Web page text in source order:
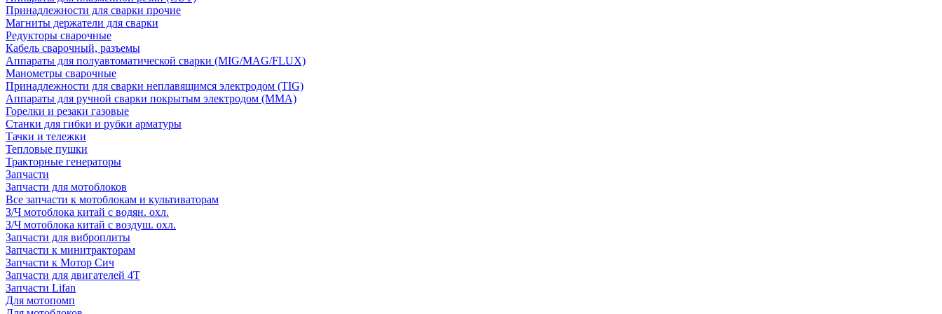
Принадлежности для сварки прочие
Магниты держатели для сварки
Редукторы сварочные
Кабель сварочный, разъемы
Аппараты для полуавтоматической сварки (MIG/MAG/FLUX)
Манометры сварочные
Принадлежности для сварки неплавящимся электродом (TIG)
Аппараты для ручной сварки покрытым электродом (MMA)
Горелки и резаки газовые
Станки для гибки и рубки арматуры
Тачки и тележки
Тепловые пушки
Тракторные генераторы
Запчасти
Запчасти для мотоблоков
Все запчасти к мотоблокам и культиваторам
З/Ч мотоблока китай с водян. охл.
З/Ч мотоблока китай с воздуш. охл.
Запчасти для виброплиты
Запчасти к минитракторам
Запчасти к Мотор Сич
Запчасти для двигателей 4Т
Запчасти Lifan
Для мотопомп